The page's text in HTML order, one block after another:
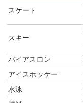
スケート
スキー
バイアスロン
アイスホッケー
水泳